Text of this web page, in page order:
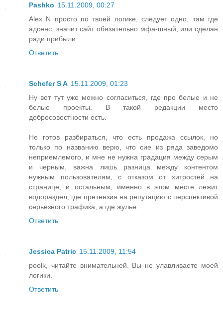
Pashko 15.11.2009, 00:27
Alex N просто по твоей логике, следует одно, там где
адсенс, значит сайт обязательно мфа-шный, или сделан
ради прибыли..
Ответить
Schefer S A 15.11.2009, 01:23
Ну вот тут уже можно согласиться, где про белые и не
белые проекты. В такой редакции место
добросовестности есть.
Не готов разбираться, что есть продажа ссылок, но
только по названию верю, что сие из ряда заведомо
неприемлемого, и мне не нужна градация между серым
и черным, важна лишь разница между контентом
нужным пользователям, с отказом от хитростей на
странице, и остальным, именно в этом месте лежит
водораздел, где претензия на репутацию с перспективой
серьезного трафика, а где жулье.
Ответить
Jessica Patric 15.11.2009, 11:54
poolk, читайте внимательней. Вы не улавливаете моей
логики.
Ответить